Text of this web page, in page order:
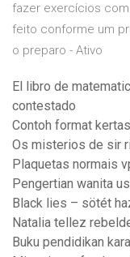
fazer exercícios
feito conforme um
o preparo - Ativo
El libro de
contestado
Contoh format
Os misterios de sir
Plaquetas normais
Pengertian wanita
Black lies – sötét
Natalia tellez
Buku pendidikan